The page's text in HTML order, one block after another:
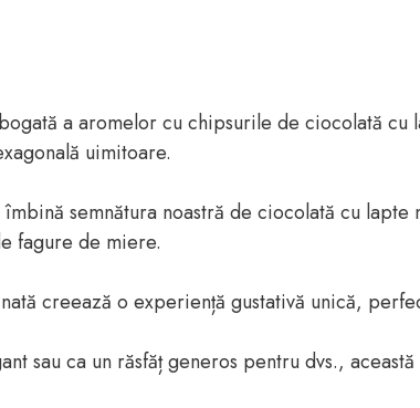
a aromelor cu chipsurile de ciocolată
uimitoare.
semnătura noastră de ciocolată cu
fagure de miere.
creează o experiență gustativă unică,
sau ca un răsfăț generos pentru dvs.,